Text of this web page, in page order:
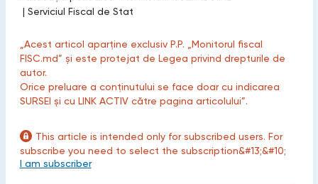
| Serviciul Fiscal de Stat
„Acest articol aparține exclusiv P.P. „Monitorul fiscal
FISC.md” și este protejat de Legea privind drepturile de
autor.
Orice preluare a conținutului se face doar cu indicarea
SURSEI și cu LINK ACTIV către pagina articolului”.
This article is intended only for subscribed users. For
subscribe you need to select the subscription&#13;&#10;
I am subscriber